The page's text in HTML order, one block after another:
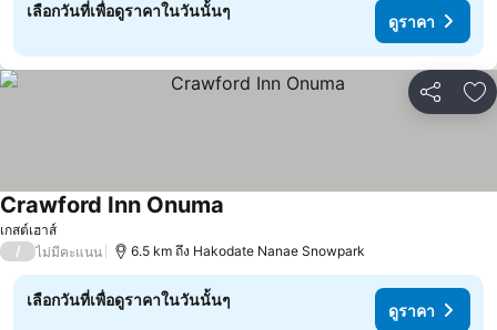
เลือกวันที่เพื่อดูราคาในวันนั้นๆ
ดูราคา
แชร์ เ
เกสต์เฮาส์
Crawford Inn Onuma
/ ไม่มีคะแนน 6.5 km ถึง Hakodate Nanae Snowpark
เลือกวันที่เพื่อดูราคาในวันนั้นๆ
ดูราคา